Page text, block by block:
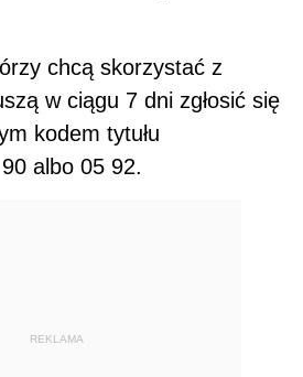
chcą skorzystać z
w ciągu 7 dni zgłosić się
kodem tytułu
albo 05 92.
REKLAMA